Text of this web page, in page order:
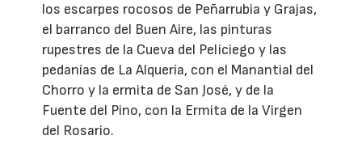
los escarpes rocosos de Peñarrubia y Grajas,
el barranco del Buen Aire, las pinturas
rupestres de la Cueva del Peliciego y las
pedanías de La Alquería, con el Manantial del
Chorro y la ermita de San José, y de la
Fuente del Pino, con la Ermita de la Virgen
del Rosario.